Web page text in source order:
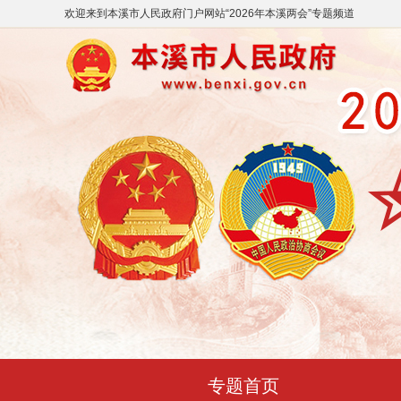
欢迎来到 本溪市人民政府门户网站“2026年本溪两会”专题频道
专题首页